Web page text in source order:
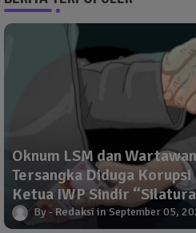
Oknum LSM dan
Tersangka Diduga Korupsi
Ketua IWP Sindir
Redaksi September 05,